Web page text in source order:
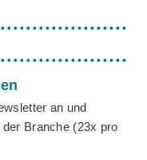
an und
Branche (23x pro